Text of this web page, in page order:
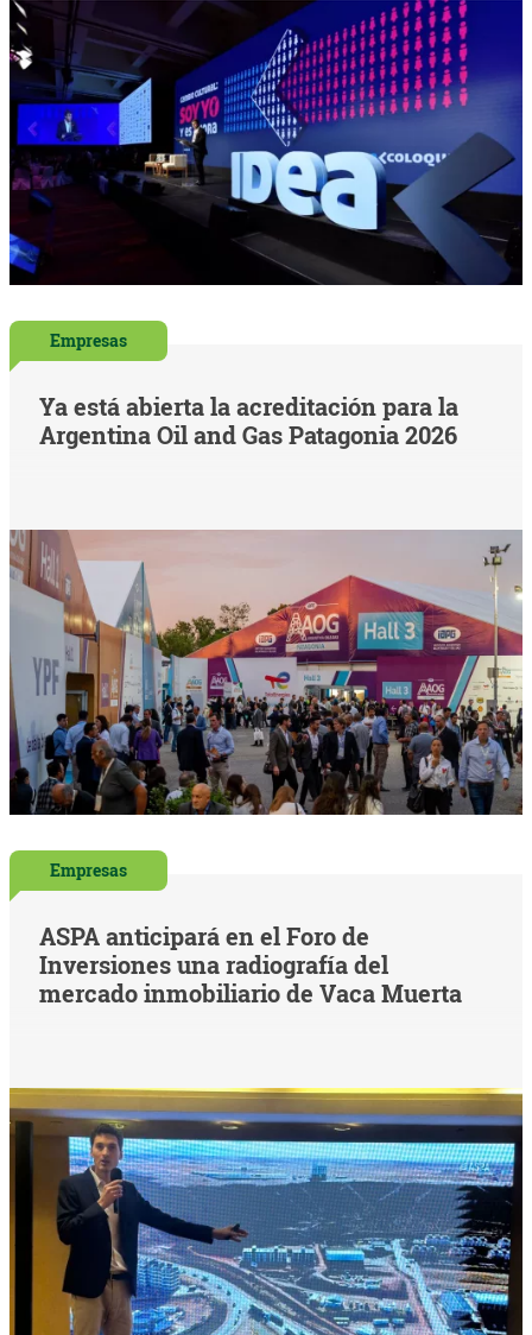
Empresas
Ya está abierta la acreditación para la
Argentina Oil and Gas Patagonia 2026
Empresas
ASPA anticipará en el Foro de
Inversiones una radiografía del
mercado inmobiliario de Vaca Muerta